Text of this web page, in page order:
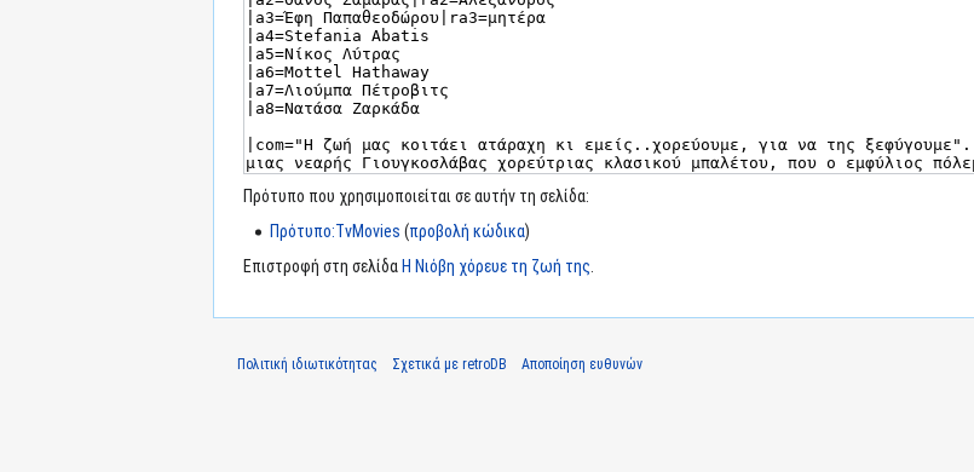
Πρότυπο που χρησιμοποιείται σε αυτήν τη σελίδα:
Πρότυπο:TvMovies (προβολή κώδικα)
Επιστροφή στη σελίδα Η Νιόβη χόρευε τη ζωή της.
Πολιτική ιδιωτικότητας Σχετικά με retroDB Αποποίηση ευθυνών